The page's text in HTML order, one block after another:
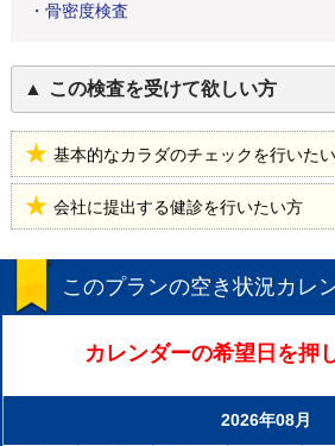
・ 骨密度検査
この検査を受けて欲しい方
基本的なカラダのチェックを行いた
会社に提出する健診を行いたい方
このプランの空き状況カレ
カレンダーの希望日を押
2026年08月